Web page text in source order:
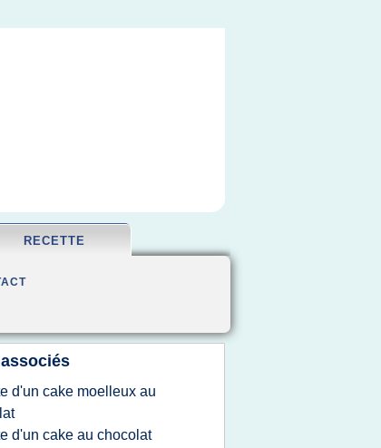
RECETTE
d'un cake moelleux au
d'un cake au chocolat